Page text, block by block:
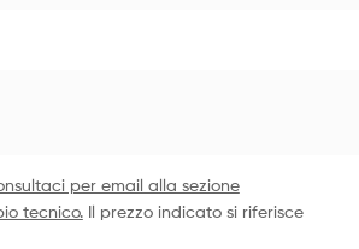
per email alla sezione
tecnico.Il prezzo indicato si riferisce